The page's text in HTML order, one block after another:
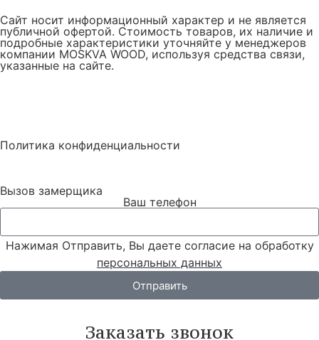
Сайт носит информационный характер и не является
публичной офертой. Стоимость товаров, их наличие и
подробные характеристики уточняйте у менеджеров
компании MOSKVA WOOD, используя средства связи,
указанные на сайте.
Политика конфиденциальности
Вызов замерщика
Ваш телефон
Нажимая Отправить, Вы даете согласие на обработку
персональных данных
Отправить
Заказать звонок